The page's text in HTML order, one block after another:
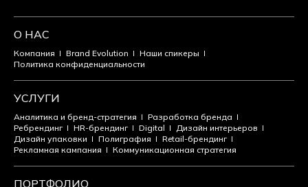
О НАС
Компания Brand Evolution
Наши спикеры
Политика конфиденциальности
УСЛУГИ
Аналитика и бренд-стратегия
Разработка бренда
Ребрендинг
HR-брендинг Digital
Дизайн интерьеров
Дизайн упаковки
Полиграфия
Retail-брендинг
Рекламная кампания
Коммуникационная стратегия
ПОРТФОЛИО